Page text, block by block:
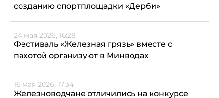
созданию спортплощадки «Дерби»
24 мая 2026, 16:28
Фестиваль «Железная грязь» вместе с
пахотой организуют в Минводах
16 мая 2026, 17:34
Железноводчане отличились на конкурсе